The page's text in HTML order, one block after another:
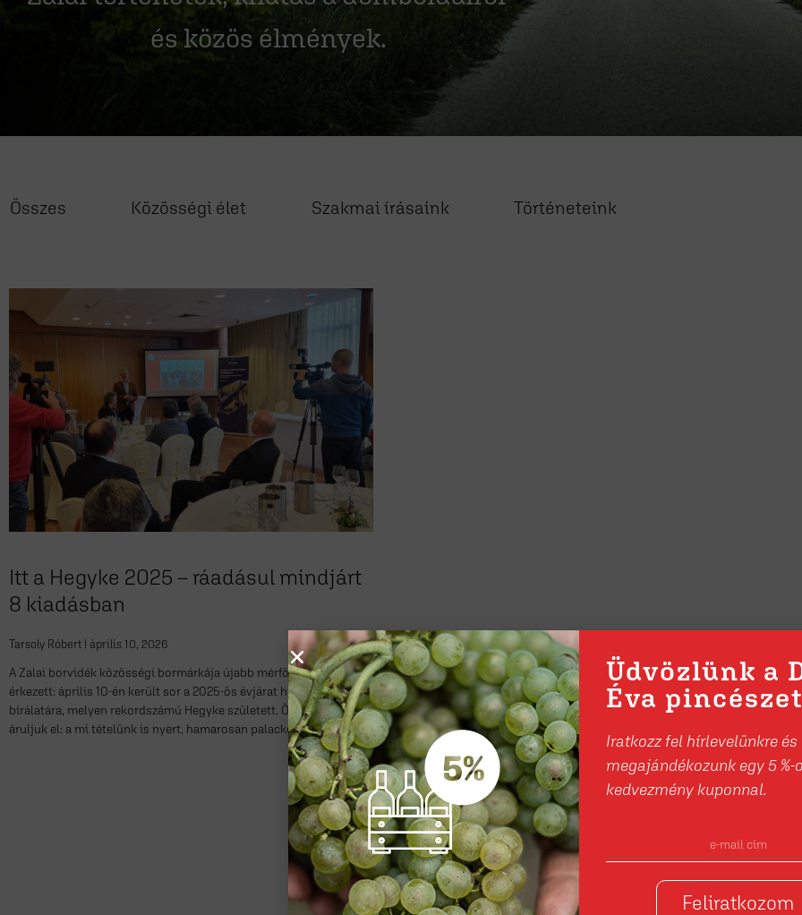
és közös élmények.
Összes Közösségi élet Szakmai írásaink Történeteink
Itt a Hegyke 2025 – ráadásul mindjárt
8 kiadásban
Tarsoly Róbert április 10, 2026
A Zalai borvidék közösségi bormárkája újabb mérföldkőhöz
érkezett: április 10-én került sor a 2025-ös évjárat hivatalos
bírálatára, melyen rekordszámú Hegyke született. Örömmel
áruljuk el: a mi tételünk is nyert, hamarosan palackozzuk!
Üdvözlünk a
Éva
Iratkozz fel hírlevelünkre és
megajándékozunk egy 5 %-
kedvezmény kuponnal.
Feliratkozom